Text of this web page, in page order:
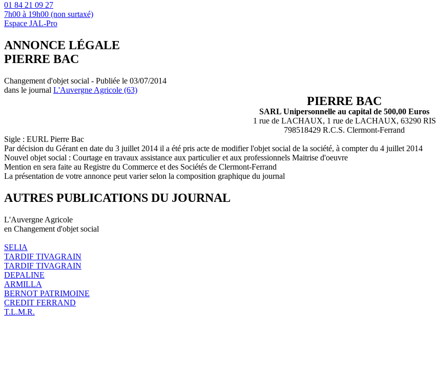
01 84 21 09 27
7h00 à 19h00 (non surtaxé)
Espace JAL-Pro
ANNONCE LÉGALE
PIERRE BAC
Changement d'objet social - Publiée le 03/07/2014
dans le journal L'Auvergne Agricole (63)
PIERRE BAC
SARL Unipersonnelle au capital de 500,00 Euros
1 rue de LACHAUX, 1 rue de LACHAUX, 63290 RIS
798518429 R.C.S. Clermont-Ferrand
Sigle : EURL Pierre Bac
Par décision du Gérant en date du 3 juillet 2014 il a été pris acte de modifier l'objet social de la société, à compter du 4 juillet 2014
Nouvel objet social : Courtage en travaux assistance aux particulier et aux professionnels Maitrise d'oeuvre
Mention en sera faite au Registre du Commerce et des Sociétés de Clermont-Ferrand
La présentation de votre annonce peut varier selon la composition graphique du journal
AUTRES PUBLICATIONS DU JOURNAL
L'Auvergne Agricole
en Changement d'objet social
SELIA
TARDIF TIVAGRAIN
TARDIF TIVAGRAIN
DEPALINE
ARMILLA
BERNOT PATRIMOINE
CREDIT FERRAND
T.L.M.R.